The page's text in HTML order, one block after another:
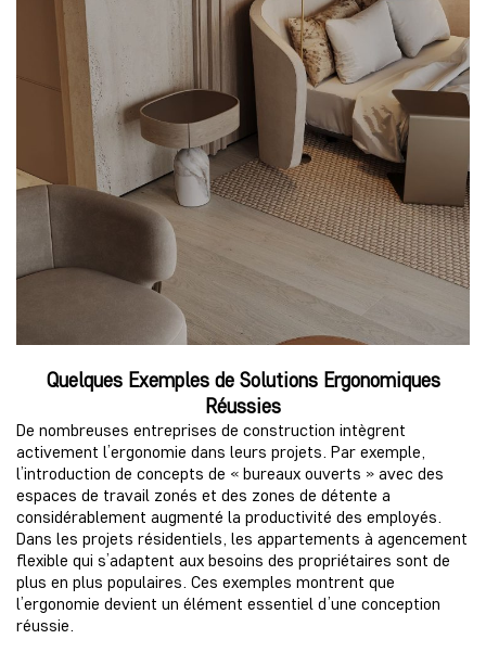
Quelques Exemples de Solutions Ergonomiques
Réussies
De nombreuses entreprises de construction intègrent
activement l’ergonomie dans leurs projets. Par exemple,
l’introduction de concepts de « bureaux ouverts » avec des
espaces de travail zonés et des zones de détente a
considérablement augmenté la productivité des employés.
Dans les projets résidentiels, les appartements à agencement
flexible qui s’adaptent aux besoins des propriétaires sont de
plus en plus populaires. Ces exemples montrent que
l’ergonomie devient un élément essentiel d’une conception
réussie.